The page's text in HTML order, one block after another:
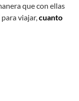
que con ellas
viajar, cuanto